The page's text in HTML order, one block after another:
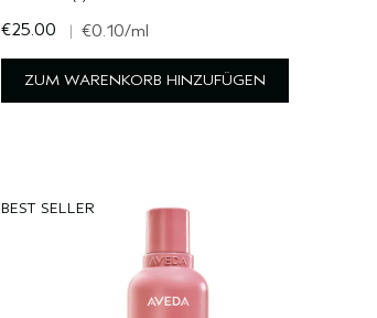
€25.00 | €0.10/ml
ZUM WARENKORB HINZUFÜGEN
BEST SELLER